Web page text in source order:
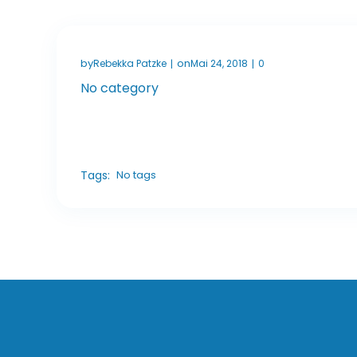
byRebekka Patzke | onMai 24, 2018 | 0
No category
Tags: No tags